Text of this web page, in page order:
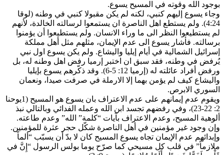
بوجود الله وقوته في المسيح يسوع.
وجاء يسوع إليهم كنبي، لكنه لم يكن مقبولا كنبي في وطنه (لوقا
4:24). ولم يستطع اهل الناصرة ان يستمعوا لرسالته الخالدة، لأنهم
لم يستطيعوا النظر الى ما وراء الانسان. ولم يستطيعوا أن يؤمنوا
برسالته. فأشار يسوع الى عدم الإيمان، مثلهم مثل أهل مملكة
إسرائيل الشمالية في أيام إيليا واليشاع. ولم يكن يسوع اول نبي
يُرفض في وطنه، فقد سبق ان اختبر إرميا رفض اهل وطنه له، بل
ورفض أفراد عائلته له (إرميا 12: 5-6). وقد ذكّرهم يسوع بإيليا
واليشاع كيف لم يؤمن بهما إلا الارملة في صرفت صيدا، ونعمان
السوري الابرص.
ويقوم عدم إيمانهم على عدم الاعتراف بان يسوع هو المسيح (1يوحنا
2: 22-23)، وفي رفضهم تجسد ابن الله وعمله الفدائي وبالتالي نبذ
ألوهية المسيح، وعدم الاعتراف بآيات “كلمة” الله” وعدم طاعته.
وإن وجود غير مؤمنين في أهل الناصرة شكّل حجر عثرة للمؤمنين.
وإبدائهم عدم الإيمان تجاه يسوع المسيح كان لا بدّ أن يسبّب “ألماً
ملازماً” في قلب كل مسيحي كما صرّح يوما بولس الرسول “إِنَّ في